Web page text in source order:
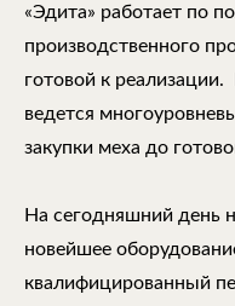
«Эдита» работает по
производственного
готовой к реализации.
ведется
закупки меха до
На сегодняшний день
новейшее
квалифицированный